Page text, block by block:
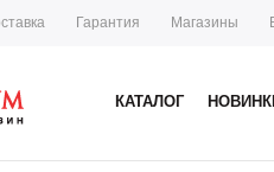
Гарантия Магазины
КАТАЛОГ